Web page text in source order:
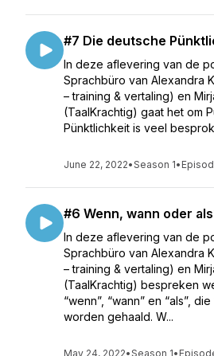
#7 Die deutsche
In deze aflevering van de
Sprachbüro van Alexandra
– training & vertaling) en
(TaalKrachtig) gaat het om
Pünktlichkeit is veel
June 22, 2022•Season 1•
#6 Wenn, wann oder
In deze aflevering van de
Sprachbüro van Alexandra
– training & vertaling) en
(TaalKrachtig) bespreken
“wenn”, “wann” en “als”,
worden gehaald. W...
May 24, 2022•Season 1•